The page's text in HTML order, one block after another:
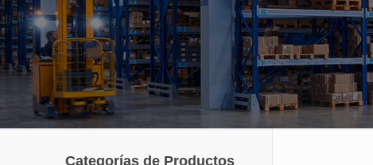
Categorías de Productos